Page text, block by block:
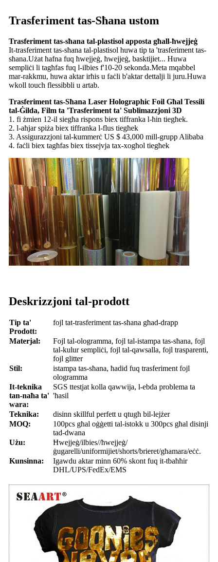
Trasferiment tas-Sħana ustom
Trasferiment tas-sħana tal-plastisol apposta għall-ħwejjeġ
It-trasferiment tas-sħana tal-plastisol huwa tip ta 'trasferiment tas-
sħana.Użat ħafna fuq ħwejjeġ, ħwejjeġ, basktijiet... Huwa
sempliċi li tagħfas fuq l-ilbies f'10-20 sekonda.Meta mqabbel
mar-rakkmu, huwa aktar irħis u faċli b'aktar dettalji li juru.Huwa
wkoll touch flessibbli u artab.
Trasferiment tas-Sħana Laser Holographic Foil Għal Tessili
tal-Ġilda, Film ta 'Trasferiment ta' Sublimazzjoni 3D
1. fi żmien 12-il siegħa rispons biex tiffranka l-ħin tiegħek.
2. l-aħjar spiża biex tiffranka l-flus tiegħek
3. Assigurazzjoni tal-kummerċ US $ 43,000 mill-grupp Alibaba
4. faċli biex tagħfas biex tissejvja tax-xogħol tiegħek
Deskrizzjoni tal-prodott
Tip ta'
Prodott:
fojl tat-trasferiment tas-sħana għad-drapp
Materjal:
Fojl tal-ologramma, fojl tal-istampa tas-sħana, fojl
tal-kulur sempliċi, fojl tal-qawsalla, fojl trasparenti,
fojl glitter
Stil:
istampa tas-sħana, ħadid fuq trasferiment fojl
ologramma
It-teknika
tan-naħa ta'
wara:
SGS ttestjat kolla qawwija, l-ebda problema ta
'ħasil
Teknika:
disinn skillful perfett u qtugħ bil-lejżer
MOQ:
100pcs għal oġġetti tal-istokk u 300pcs għal disinji
tad-dwana
Użu:
Ħwejjeġ/ilbies//ħwejjeġ/
ġugarelli/uniformijiet/shorts/brieret/għamara/eċċ.
Kunsinna:
Igawdu aktar minn 60% skont fuq it-tbaħħir
DHL/UPS/FedEx/EMS